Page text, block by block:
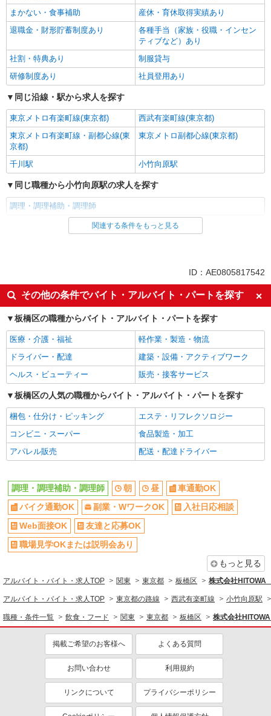
まかない・食事補助
産休・育休取得実績あり
退職金・財形貯蓄制度あり
各種手当（家族・役職・インセン
ティブなど）あり
社割・特典あり
制服貸与
研修制度あり
社員登用あり
同じ沿線・駅から求人を探す
東京メトロ有楽町線(東京都)
西武有楽町線(東京都)
東京メトロ有楽町線・副都心線(東
京都)
東京メトロ副都心線(東京都)
千川駅 小竹向原駅
同じ職種から小竹向原駅の求人を探す
調理・調理補助・調理師
同じ雇用形態から小竹向原駅の求人を探す
朝
昼
車通勤OK
バイク通勤OK
副業・WワークOK
入社日応相談
Web面接OK
友達と応募OK
職場見学OKまたは説明会あり
未経験歓迎
経験者・有資格者歓迎
新卒・第二新卒歓迎
女性活躍中
主婦・主夫歓迎
フリーター歓迎
学歴不問
ブランクOK
ミドル（40代～）活躍中
エルダー（50代～）活躍中
シニア（60代～）活躍中
時間固定シフト制
時間や曜日が選べる・シフト自由
禁煙・分煙
交通費支給
社会保険あり
家賃補助・住宅手当有
まかない・食事補助
産休・育休取得実績あり
退職金・財形貯蓄制度あり
各種手当（家族・役職・インセン
社割・特典あり
制服貸与
研修制度あり
社員登用あり
同じ職種から求人を探す
飲食・フード
調理・調理補助・調理師
同じ特徴から求人を探す
副業・WワークOK
関連する条件をもっと見る
ID：AE0805817542
その他の条件でバイト・アルバイト・パートを探す
板橋区の職種からバイト・アルバイト・パートを探す
医療・介護・福祉
軽作業・製造・物流
ドライバー・配達
建築・設備・アクティブワーク
ヘルス・ビューティー
販売・接客サービス
板橋区の人気の職種からバイト・アルバイト・パートを探す
梱包・仕分け・ピッキング
エステ・リフレクソロジー
コンビニ・スーパー
食品製造・加工
アパレル販売
配送・配達ドライバー
調理・調理補助・調理師 朝 昼
車通勤OK
バイク通勤OK
副業・WワークOK
入社日応相談
Web面接OK
友達と応募OK
職場見学OKまたは説明会あり
もっと見る
アルバイト・バイト・求人TOP 関東 東京都 板橋区 株式会社HITOWA
アルバイト・バイト・求人TOP 東京都の路線 西武有楽町線 小竹向原駅
職種・条件一覧 飲食・フード 関東 東京都 板橋区 株式会社
掲載ご希望のお客様へ よくある質問
お問い合わせ 利用規約
リンクについて プライバシーポリシー